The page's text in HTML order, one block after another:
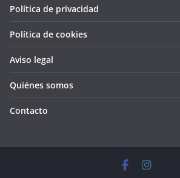
Política de privacidad
Política de cookies
Aviso legal
Quiénes somos
Contacto